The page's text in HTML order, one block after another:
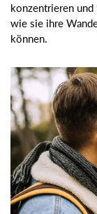
konzentrieren und
wie sie ihre
können.